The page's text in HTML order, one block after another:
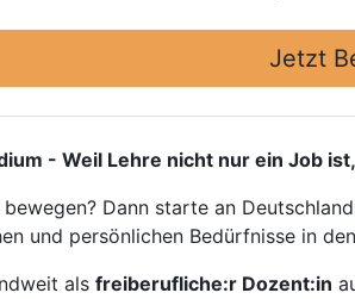
Jetzt
- Weil Lehre nicht nur ein Job
Dann starte an
und persönlichen Bedürfnisse in
als freiberufliche:r Dozent:in